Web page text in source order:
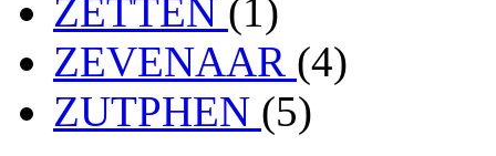
ZETTEN (1)
ZEVENAAR (4)
ZUTPHEN (5)